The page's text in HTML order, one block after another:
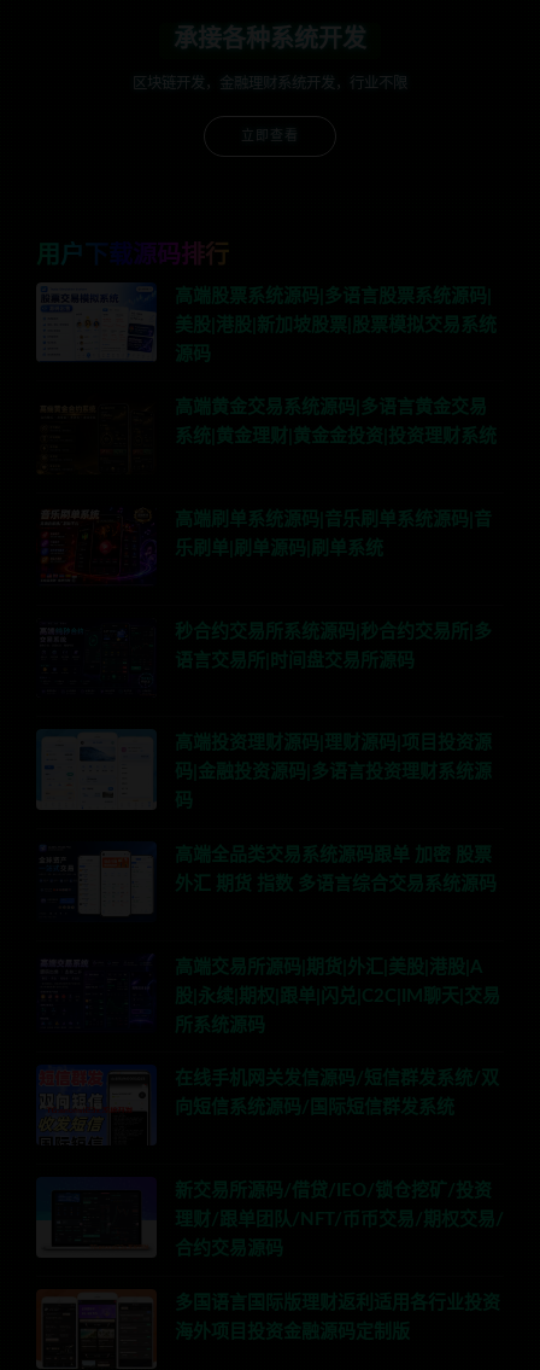
承接各种系统开发
区块链开发，金融理财系统开发，行业不限
立即查看
用户下载源码排行
高端股票系统源码|多语言股票系统源码|
美股|港股|新加坡股票|股票模拟交易系统
源码
高端黄金交易系统源码|多语言黄金交易
系统|黄金理财|黄金金投资|投资理财系统
高端刷单系统源码|音乐刷单系统源码|音
乐刷单|刷单源码|刷单系统
秒合约交易所系统源码|秒合约交易所|多
语言交易所|时间盘交易所源码
高端投资理财源码|理财源码|项目投资源
码|金融投资源码|多语言投资理财系统源
码
高端全品类交易系统源码跟单 加密 股票
外汇 期货 指数 多语言综合交易系统源码
高端交易所源码|期货|外汇|美股|港股|A
股|永续|期权|跟单|闪兑|C2C|IM聊天|交易
所系统源码
在线手机网关发信源码/短信群发系统/双
向短信系统源码/国际短信群发系统
新交易所源码/借贷/IEO/锁仓挖矿/投资
理财/跟单团队/NFT/币币交易/期权交易/
合约交易源码
多国语言国际版理财返利适用各行业投资
海外项目投资金融源码定制版